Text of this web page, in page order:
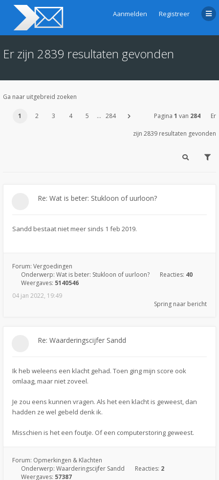
Aanmelden Registreer
Er zijn 2839 resultaten gevonden
Ga naar uitgebreid zoeken
1 2 3 4 5 … 284 Pagina 1 van 284 Er
zijn 2839 resultaten gevonden
Re: Wat is beter: Stukloon of uurloon?
Sandd bestaat niet meer sinds 1 feb 2019.
Forum: Vergoedingen
Onderwerp: Wat is beter: Stukloon of uurloon? Reacties: 40
Weergaves: 5140546
04 jan 2022, 19:49
Spring naar bericht
Re: Waarderingscijfer Sandd
Ik heb weleens een klacht gehad. Toen ging mijn score ook
omlaag, maar niet zoveel.
Je zou eens kunnen vragen. Als het een klacht is geweest, dan
hadden ze wel gebeld denk ik.
Misschien is het een foutje. Of een computerstoring geweest.
Forum: Opmerkingen & Klachten
Onderwerp: Waarderingscijfer Sandd Reacties: 2
Weergaves: 57387